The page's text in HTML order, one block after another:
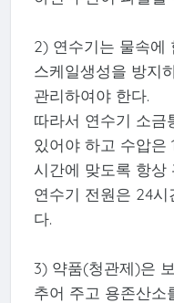
2) 연수기는 물속에
스케일생성을 방지
관리하여야 한다.
따라서 연수기 소금
있어야 하고 수압은
시간에 맞도록 항상
연수기 전원은 24
다.
3) 약품(청관제)은
추어 주고 용존산소